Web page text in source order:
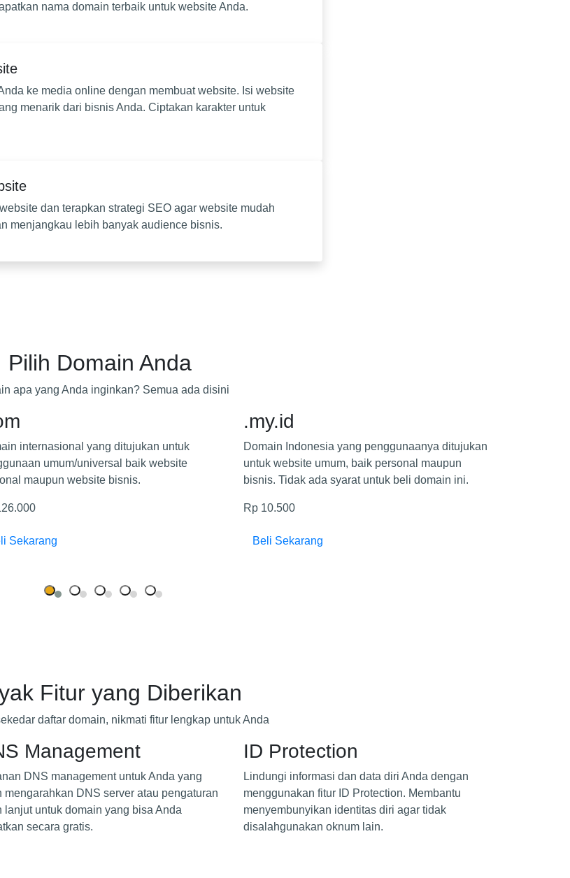
nama domain terbaik untuk website Anda.
ke media online dengan membuat website. Isi website
menarik dari bisnis Anda. Ciptakan karakter untuk
dan terapkan strategi SEO agar website mudah
menjangkau lebih banyak audience bisnis.
Pilih Domain Anda
apa yang Anda inginkan? Semua ada disini
internasional yang ditujukan untuk
umum/universal baik website
maupun website bisnis.
Sekarang
.my.id
Domain Indonesia yang penggunaanya ditujukan
untuk website umum, baik personal maupun
bisnis. Tidak ada syarat untuk beli domain ini.
Rp 10.500
Beli Sekarang
Fituryang Diberikan
daftar domain, nikmati fitur lengkap untuk Anda
Management
DNS management untuk Anda yang
mengarahkan DNS server atau pengaturan
lanjut untuk domain yang bisa Anda
secara gratis.
ID Protection
Lindungi informasi dan data diri Anda dengan
menggunakan fitur ID Protection. Membantu
menyembunyikan identitas diri agar tidak
disalahgunakan oknum lain.